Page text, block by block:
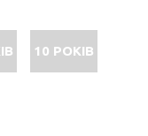
10 РОКІВ